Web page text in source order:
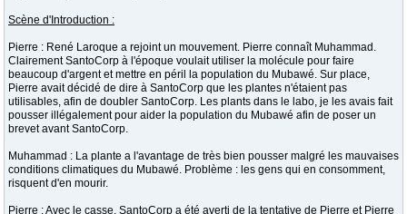
Scène d'Introduction :
Pierre : René Laroque a rejoint un mouvement. Pierre connaît Muhammad.
Clairement SantoCorp à l'époque voulait utiliser la molécule pour faire
beaucoup d'argent et mettre en péril la population du Mubawé. Sur place,
Pierre avait décidé de dire à SantoCorp que les plantes n'étaient pas
utilisables, afin de doubler SantoCorp. Les plants dans le labo, je les avais fait
pousser illégalement pour aider la population du Mubawé afin de poser un
brevet avant SantoCorp.
Muhammad : La plante a l'avantage de très bien pousser malgré les mauvaises
conditions climatiques du Mubawé. Problème : les gens qui en consomment,
risquent d'en mourir.
Pierre : Avec le casse, SantoCorp a été averti de la tentative de Pierre et Pierre